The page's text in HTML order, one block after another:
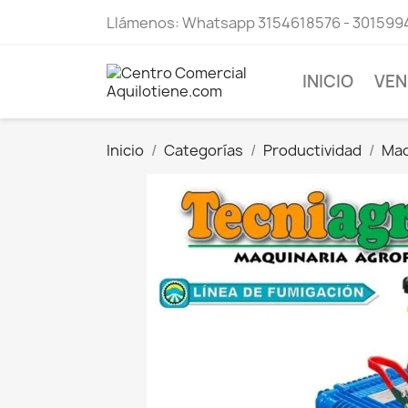
Llámenos:Whatsapp 3154618576 -
INICIO
Inicio Categorías Productividad